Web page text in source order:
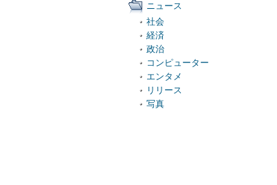
ニュース
社会
経済
政治
コンピューター
エンタメ
リリース
写真